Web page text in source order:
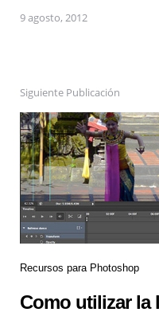
9 agosto, 2012
Siguiente Publicación
Recursos para Photoshop
Como utilizar la